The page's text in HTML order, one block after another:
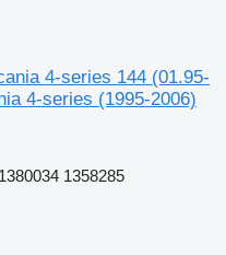
4-series 144 (01.95-
4-series (1995-2006)
1358285